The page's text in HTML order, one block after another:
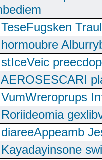
TeseFugsken
hormoubre
stIceVeic
AEROSESCARI
VumWreroprups
Roriideomia
diareeAppeamb
Kayadayinsone